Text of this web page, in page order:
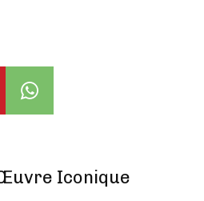
Iconique